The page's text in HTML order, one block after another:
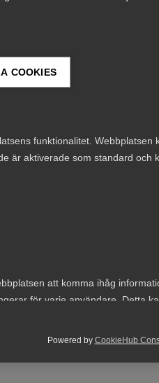
COOKIES
funktionalitet. Webbplatsen
är aktiverade som standard och
att komma ihåg
för varje användare. Detta
färgschema.
Powered by CookieHub
att öka ännu
att vända neråt inom
indikation om vart
för att tidigt kunna
eftersom den privata